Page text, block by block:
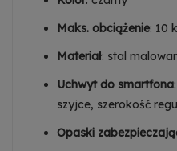
Maks. obciążenie: 10
Materiał: stal
Uchwyt do smartfona
szyjce, szerokość
Opaski